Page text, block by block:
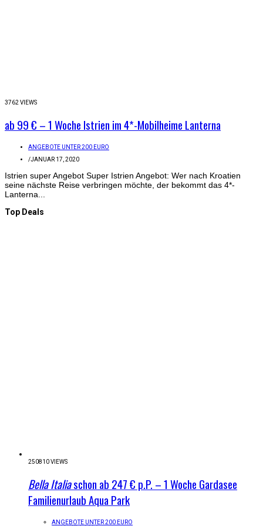
3762 VIEWS
ab 99 € – 1 Woche Istrien im 4*-Mobilheime Lanterna
ANGEBOTE UNTER 200 EURO
/JANUAR 17, 2020
Istrien super Angebot Super Istrien Angebot: Wer nach Kroatien
seine nächste Reise verbringen möchte, der bekommt das 4*-
Lanterna...
Top Deals
250810 VIEWS
Bella Italiaschon ab 247 € p.P. – 1 Woche Gardasee
Familienurlaub Aqua Park
ANGEBOTE UNTER 200 EURO